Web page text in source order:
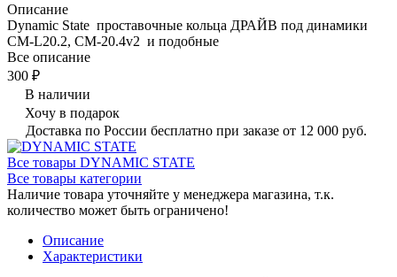
Описание
Dynamic State проставочные кольца ДРАЙВ под динамики
CM-L20.2, CM-20.4v2 и подобные
Все описание
300 ₽
В наличии
Хочу в подарок
Доставка по России бесплатно при заказе от 12 000 руб.
Все товары DYNAMIC STATE
Все товары категории
Наличие товара уточняйте у менеджера магазина, т.к.
количество может быть ограничено!
Описание
Характеристики